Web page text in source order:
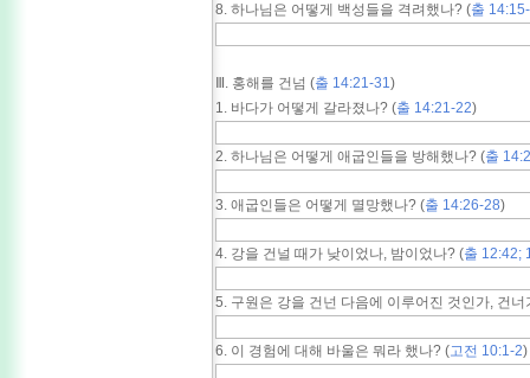
8. 하나님은 어떻게 백성들을 격려했나? (출
Ⅲ. 홍해를 건넘 (출 14:21-31)
1. 바다가 어떻게 갈라졌나? (출 14:21-22)
2. 하나님은 어떻게 애굽인들을 방해했나? (출
3. 애굽인들은 어떻게 멸망했나? (출 14:26-28)
4. 강을 건널 때가 낮이었나, 밤이었나? (출 12:42;
5. 구원은 강을 건넌 다음에 이루어진 것인가, 건너
6. 이 경험에 대해 바울은 뭐라 했나? (고전 10:1-2)